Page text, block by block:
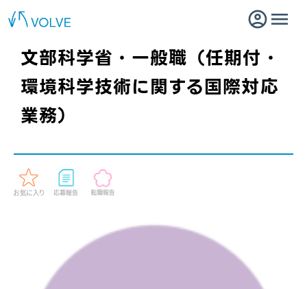
文部科学省・一般職（任期付・
環境科学技術に関する国際対応
業務）